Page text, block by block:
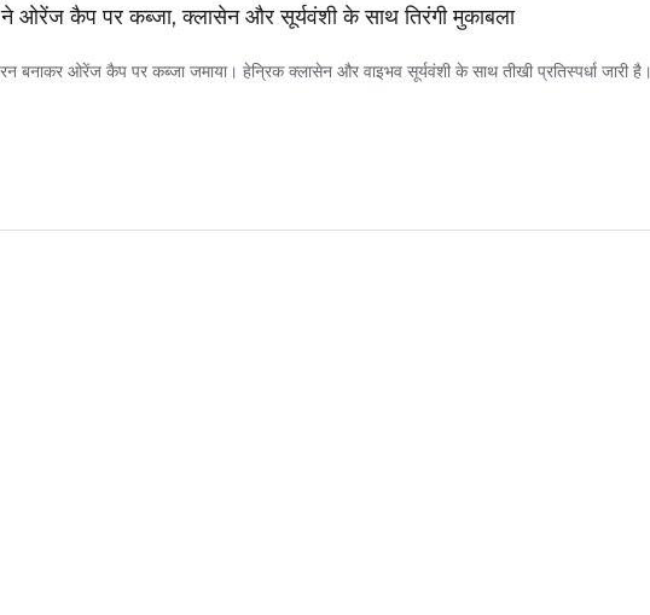
ओरेंज कैप पर कब्जा, क्लासेन और सूर्यवंशी के साथ तिरंगी मुकाबला
बनाकर ओरेंज कैप पर कब्जा जमाया। हेन्रिक क्लासेन और वाइभव सूर्यवंशी के साथ तीखी प्रतिस्पर्धा जारी है।